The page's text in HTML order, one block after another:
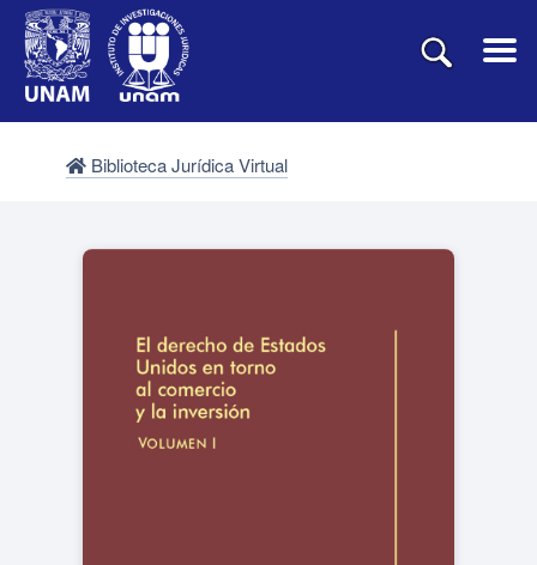
Biblioteca Jurídica Virtual